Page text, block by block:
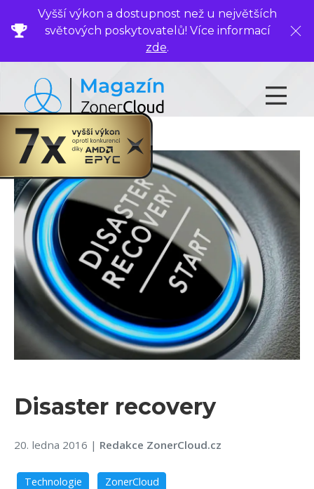
Vyšší výkon a dostupnost než u největších
světových poskytovatelů! Více informací
zde.
Disaster recovery
20. ledna 2016 | Redakce ZonerCloud.cz
Technologie ZonerCloud